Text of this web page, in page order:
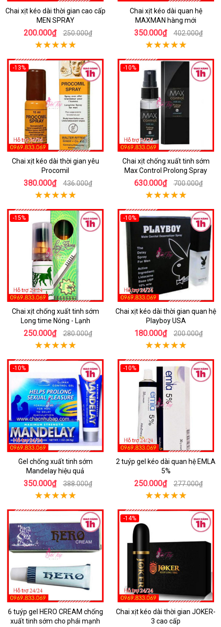
Chai xịt kéo dài thời gian cao cấp
MEN SPRAY
200.000₫ 250.000₫
Chai xịt kéo dài quan hệ
MAXMAN hàng mới
350.000₫ 402.000₫
-13%
Chai xịt kéo dài thời gian yêu
Procomil
380.000₫ 436.000₫
-10%
Chai xịt chống xuất tinh sớm
Max Control Prolong Spray
630.000₫ 700.000₫
-15%
Chai xịt chống xuất tinh sớm
Long time Nóng - Lạnh
250.000₫ 280.000₫
-10%
Chai xịt kéo dài thời gian quan hệ
Playboy USA
180.000₫ 200.000₫
-10%
Gel chống xuất tinh sớm
Mandelay hiệu quả
350.000₫ 388.000₫
-10%
2 tuýp gel kéo dài quan hệ EMLA
5%
250.000₫ 277.000₫
6 tuýp gel HERO CREAM chống
xuất tinh sớm cho phái mạnh
-14%
Chai xịt kéo dài thời gian JOKER-
3 cao cấp